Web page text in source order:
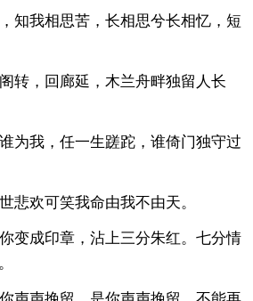
我相思苦，长相思兮长相忆，短
，回廊延，木兰舟畔独留人长
我，任一生蹉跎，谁倚门独守过
欢可笑我命由我不由天。
成印章，沾上三分朱红。七分情